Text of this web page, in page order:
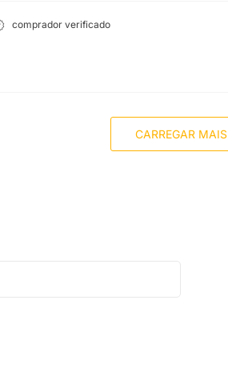
comprador verificado
CARREGAR MAIS